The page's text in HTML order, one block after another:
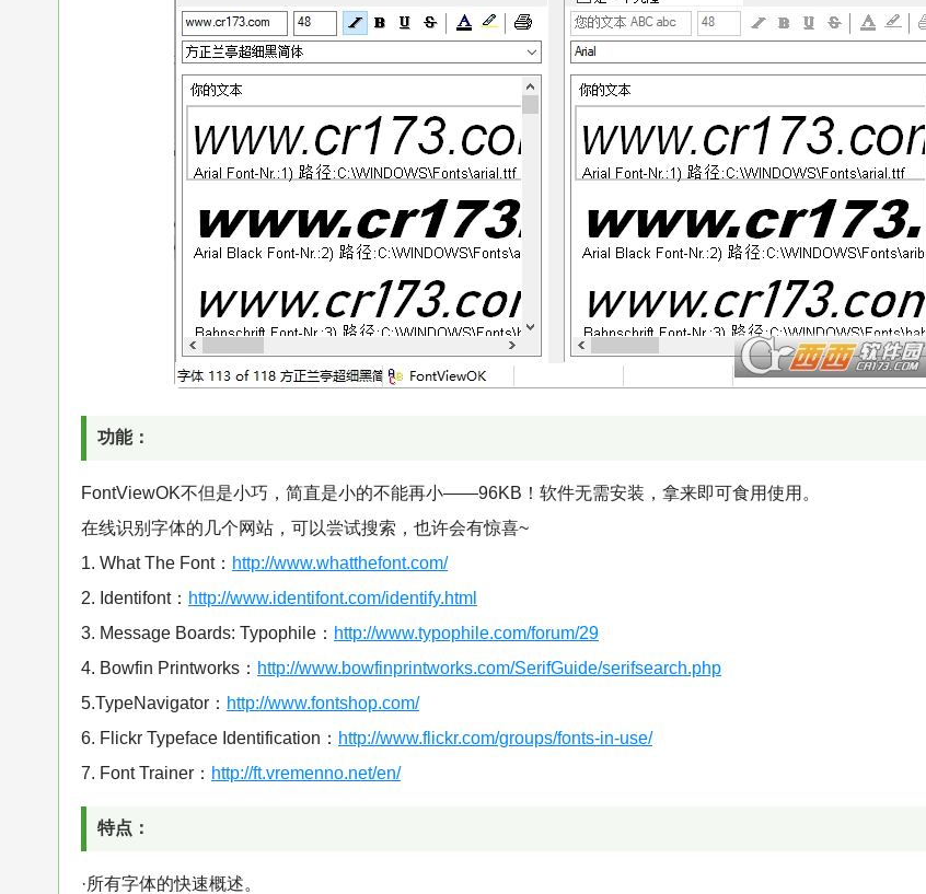
功能：
FontViewOK不但是小巧，简直是小的不能再小——96KB！软件无需安装，拿来即可食用使用。
在线识别字体的几个网站，可以尝试搜索，也许会有惊喜~
1. What The Font： http://www.whatthefont.com/
2. Identifont： http://www.identifont.com/identify.html
3. Message Boards: Typophile： http://www.typophile.com/forum/29
4. Bowfin Printworks： http://www.bowfinprintworks.com/SerifGuide/serifsearch.php
5.TypeNavigator： http://www.fontshop.com/
6. Flickr Typeface Identification： http://www.flickr.com/groups/fonts-in-use/
7. Font Trainer： http://ft.vremenno.net/en/
特点：
·所有字体的快速概述。